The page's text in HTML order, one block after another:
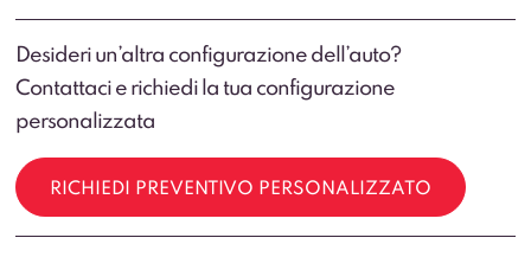
Desideri un’altra configurazione dell’auto?
Contattaci e richiedi la tua configurazione
personalizzata
RICHIEDI PREVENTIVO PERSONALIZZATO